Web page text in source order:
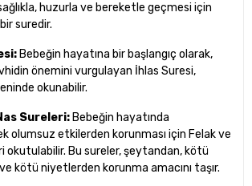
huzurla ve bereketle geçmesi için
suredir.
Bebeğin hayatına bir başlangıç olarak,
önemini vurgulayan İhlas Suresi,
okunabilir.
Sureleri: Bebeğin hayatında
olumsuz etkilerden korunması için Felak ve
okutulabilir. Bu sureler, şeytandan, kötü
kötü niyetlerden korunma amacını taşır.